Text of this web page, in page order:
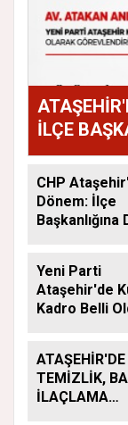
İLÇE
CHP
Dönem: İlçe
Başkanlığına
Yeni Parti
Ataşehir'de
Kadro Belli
ATAŞEHİR'DE
TEMİZLİK,
İLAÇLAMA